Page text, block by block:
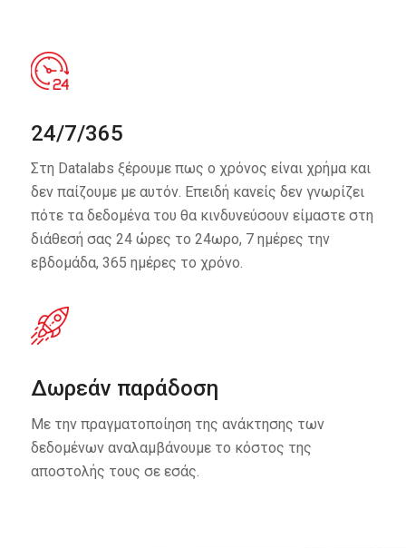
24/7/365
Στη Datalabs ξέρουμε πως ο χρόνος είναι χρήμα και
δεν παίζουμε με αυτόν. Επειδή κανείς δεν γνωρίζει
πότε τα δεδομένα του θα κινδυνεύσουν είμαστε στη
διάθεσή σας 24 ώρες το 24ωρο, 7 ημέρες την
εβδομάδα, 365 ημέρες το χρόνο.
Δωρεάν παράδοση
Με την πραγματοποίηση της ανάκτησης των
δεδομένων αναλαμβάνουμε το κόστος της
αποστολής τους σε εσάς.